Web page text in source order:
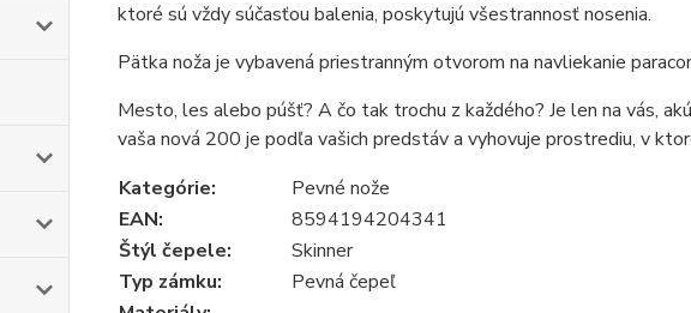
ktoré sú vždy súčasťou balenia, poskytujú všestrannosť nosenia.
Pätka noža je vybavená priestranným otvorom na navliekanie
Mesto, les alebo púšť? A čo tak trochu z každého? Je len na vás,
vaša nová 200 je podľa vašich predstáv a vyhovuje prostrediu, v
Kategórie:
Pevné nože
EAN:
8594194204341
Štýl čepele:
Skinner
Typ zámku:
Pevná čepeľ